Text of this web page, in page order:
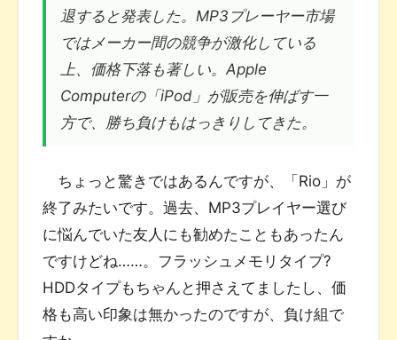
退すると発表した。MP3プレーヤー市場
ではメーカー間の競争が激化している
上、価格下落も著しい。Apple
Computerの「iPod」が販売を伸ばす一
方で、勝ち負けもはっきりしてきた。
ちょっと驚きではあるんですが、「Rio」が
終了みたいです。過去、MP3プレイヤー選び
に悩んでいた友人にも勧めたこともあったん
ですけどね……。フラッシュメモリタイプ?
HDDタイプもちゃんと押さえてましたし、価
格も高い印象は無かったのですが、負け組で